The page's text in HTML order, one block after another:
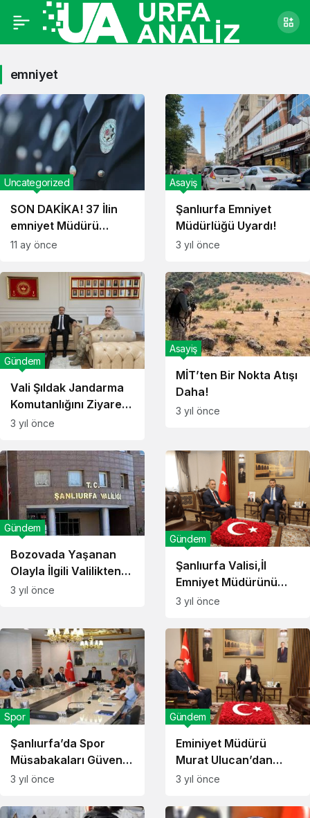
emniyet
SON DAKİKA! 37 İlin
emniyet Müdürü
Değişti: İşte İsim İsim O
Uncategorized
11 ay önce
Şanlıurfa Emniyet
Müdürlüğü Uyardı!
Asayiş
3 yıl önce
Vali Şıldak Jandarma
Komutanlığını Ziyaret
Etti!
Gündem
3 yıl önce
MİT’ten Bir Nokta Atışı
Daha!
Asayiş
3 yıl önce
Bozovada Yaşanan
Olayla İlgili Valilikten
Açıklama!
Gündem
3 yıl önce
Şanlıurfa Valisi,İl
Emniyet Müdürünü
Misafir Etti!
Gündem
3 yıl önce
Şanlıurfa’da Spor
Müsabakaları Güvenlik
Toplantısı yapıldı
Spor
3 yıl önce
Eminiyet Müdürü
Murat Ulucan’dan
Veda Ziyareti
Gündem
3 yıl önce